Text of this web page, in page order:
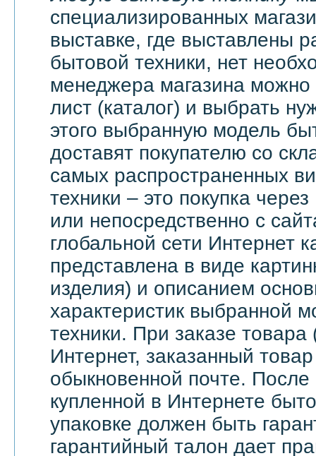
специализированных
выставке, где выставлены
бытовой техники, нет
менеджера магазина можно
лист (каталог) и выбрать
этого выбранную модель
доставят покупателю со
самых распространенных
техники – это покупка
или непосредственно с
глобальной сети Интернет
представлена в виде
изделия) и описанием
характеристик выбранной
техники. При заказе товара
Интернет, заказанный
обыкновенной почте. После
купленной в Интернете
упаковке должен быть
гарантийный талон дает